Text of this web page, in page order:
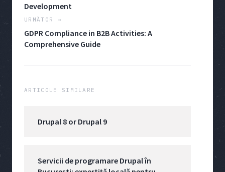
Development
URMĂTOR →
GDPR Compliance in B2B Activities: A
Comprehensive Guide
ARTICOLE SIMILARE
Drupal 8 or Drupal 9
Servicii de programare Drupal în